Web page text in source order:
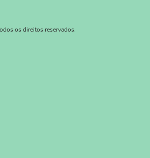
os direitos reservados.